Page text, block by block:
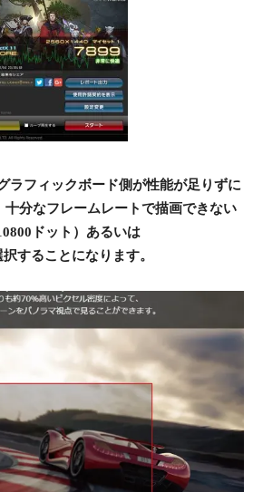
ラフィックボード側が性能が足りずに
十分なフレームレートで描画できない
ドット）あるいは
することになります。